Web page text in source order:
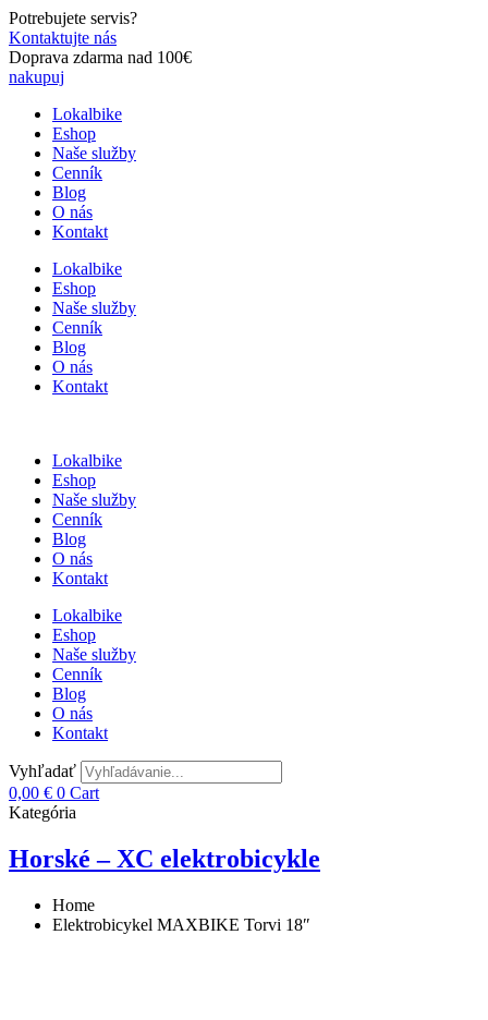
Preskočiť
na
obsah
Potrebujete servis?
Kontaktujte nás
Doprava zdarma nad 100€
nakupuj
Lokalbike
Eshop
Naše služby
Cenník
Blog
O nás
Kontakt
Lokalbike
Eshop
Naše služby
Cenník
Blog
O nás
Kontakt
Lokalbike
Eshop
Naše služby
Cenník
Blog
O nás
Kontakt
Lokalbike
Eshop
Naše služby
Cenník
Blog
O nás
Kontakt
Vyhľadať
0,00 € 0 Cart
Kategória
Horské – XC elektrobicykle
Home
Elektrobicykel MAXBIKE Torvi 18″